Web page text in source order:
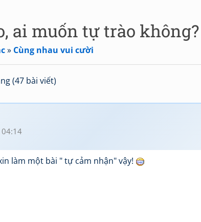
ai muốn tự trào không?
» Cùng nhau vui cười
(47 bài viết)
làm một bài " tự cảm nhận" vậy!